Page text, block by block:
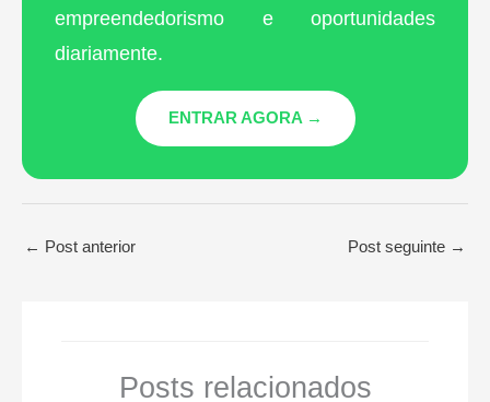
empreendedorismo e oportunidades
diariamente.
ENTRAR AGORA →
← Post anterior Post seguinte →
Posts relacionados